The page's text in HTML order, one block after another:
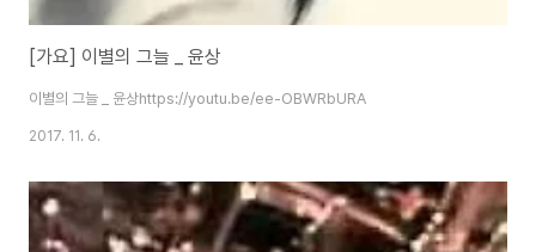
[가요] 이별의 그늘 _ 윤상
이별의 그늘 _ 윤상https://youtu.be/ee-OBWRbURA
2017. 11. 6.